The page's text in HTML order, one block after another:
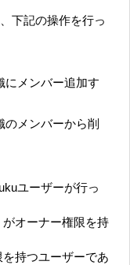
下記の操作を行っ
にメンバー追加す
メンバーから削
ユーザーが行っ
オーナー権限を持
持つユーザーであ